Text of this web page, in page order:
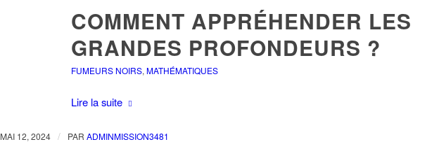
COMMENT APPRÉHENDER LES
GRANDES PROFONDEURS ?
FUMEURS NOIRS, MATHÉMATIQUES
Lire la suite
MAI 12, 2024 / PAR ADMINMISSION3481